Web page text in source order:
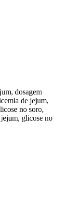
dosagem
de jejum,
no soro,
glicose no